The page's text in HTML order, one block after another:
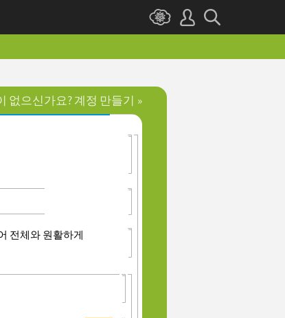
없으신가요? 계정 만들기